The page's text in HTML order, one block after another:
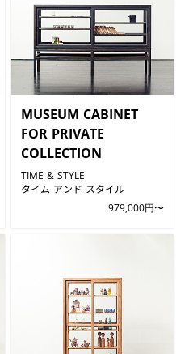
MUSEUM CABINET
FOR PRIVATE
COLLECTION
TIME & STYLE
タイム アンド スタイル
979,000円〜